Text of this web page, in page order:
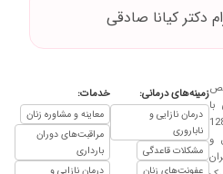
ویزیت انجام میشه
با تشخیص خوبشون به
۱۴۰۴/۰۱/۲۷
ام خیلی نگران و مضطرب
بده توی مدت کوتاهی مشکل
۱۴۰۴/۰۶/۰۷
دکتر کیانا صادقی
با
128504
و
زمینه‌های درمانی:
درمان نازایی و
ناباروری
مشکلات قاعدگی
عفونت‌های زنان
خدمات:
معاینه و مشاوره زنان
مراقبت‌های دوران
بارداری
درمان نازایی و